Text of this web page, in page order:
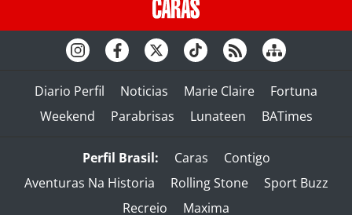
Diario Perfil Noticias Marie Claire
Fortuna
Weekend
Parabrisas Lunateen BATimes
Perfil Brasil: Caras
Contigo
Aventuras Na Historia
Rolling Stone
Sport Buzz
Recreio
Maxima